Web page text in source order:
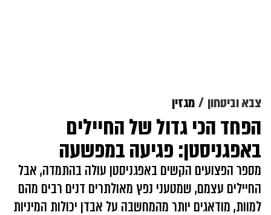
צבא וביטחון מגזין
הפחד הכי גדול של החיילים
באפגניסטן: פגיעה במפשעה
מספר הפצועים הקשים באפגניסטן עולה בהתמדה, אבל
החיילים עצמם, שמטעני נפץ מאולתרים דנים רבים מהם
למוות, מודאגים יותר מהמחשבה על אבדן יכולות המיניות